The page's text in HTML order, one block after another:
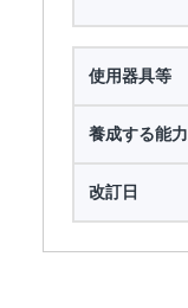
使用器具等
養成する能力
改訂日